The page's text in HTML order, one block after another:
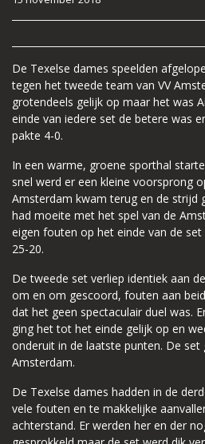
De Texelse dames speelden
tegen het tweede team van VV
grotendeels gelijk op maar het was
einde van iedere set de betere was
pakte 4-0.
In een warme, groene sporthal
snel werd er een kleine voorsprong
Amsterdam kwam terug en de strijd
had moeite met het spel van de
eigen fouten op het einde van de
25-20.
De tweede set verliep identiek aan
om en om gescoord, fouten aan
dat het geen spectaculair duel was.
ging het tot het einde gelijk op en
onderuit in de laatste punten. De set
Amsterdam.
De Texelse dames hadden in de
vele fouten en te makkelijke
achterstand. Er werden her en der